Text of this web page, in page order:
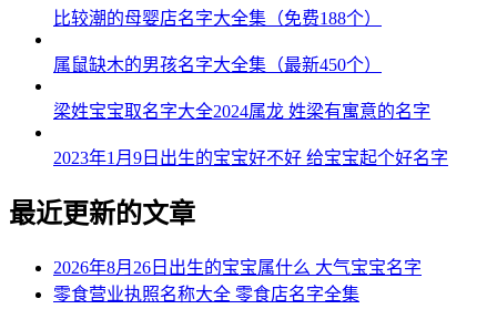
比较潮的母婴店名字大全集（免费188个）
属鼠缺木的男孩名字大全集（最新450个）
梁姓宝宝取名字大全2024属龙 姓梁有寓意的名字
2023年1月9日出生的宝宝好不好 给宝宝起个好名字
最近更新的文章
2026年8月26日出生的宝宝属什么 大气宝宝名字
零食营业执照名称大全 零食店名字全集